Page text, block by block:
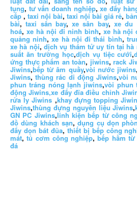
tụng, tư vấn doanh nghiệp,xe đẩy
cấp , taxi nội bài, taxi nội bài giá rẻ,
bài,taxi sân bay,xe sân bay,xe du
hoá, xe hà nội đi ninh bình, xe hà nội
quảng ninh,xe hà nội đi thái bình,
xe hà nội,dịch vụ thám tử uy tín tại hà
suất ăn trường học,dịch vụ tiệc cưới,
ứng thực phẩm an toàn, jiwins, rack
Jiwins,bếp từ âm quầy,vòi nước jiwins
Jiwins,thùng rác di động Jiwins,vòi
phun tráng nóng lạnh jiwins,vòi phun
động Jiwins,xe đẩy đĩa điều chỉnh
rửa ly Jiwins ,khay đựng topping
Jiwins,thùng đựng nguyên liệu Jiwins,
GN PC Jiwins,linh kiện bếp từ công
đồ dùng khách sạn,dụng cụ dọn
đẩy dọn bát đũa, thiết bị bếp công
mát,tủ cơm công nghiệp,bếp hầm từ
đá